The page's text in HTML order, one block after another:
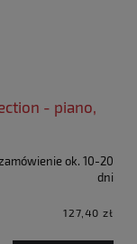
- piano,
ok. 10-20
dni
127,40 zł